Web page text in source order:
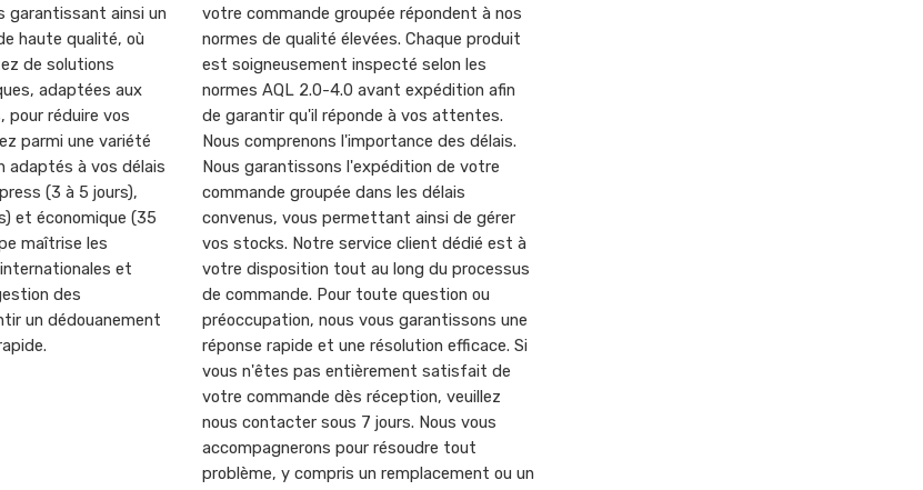
garantissant ainsi un
haute qualité, où
de solutions
adaptées aux
pour réduire vos
parmi une variété
adaptés à vos délais
(3 à 5 jours),
et économique (35
maîtrise les
et
des
un dédouanement
votre commande groupée répondent à nos
normes de qualité élevées. Chaque produit
est soigneusement inspecté selon les
normes AQL 2.0-4.0 avant expédition afin
de garantir qu'il réponde à vos attentes.
Nous comprenons l'importance des délais.
Nous garantissons l'expédition de votre
commande groupée dans les délais
convenus, vous permettant ainsi de gérer
vos stocks. Notre service client dédié est à
votre disposition tout au long du processus
de commande. Pour toute question ou
préoccupation, nous vous garantissons une
réponse rapide et une résolution efficace. Si
vous n'êtes pas entièrement satisfait de
votre commande dès réception, veuillez
nous contacter sous 7 jours. Nous vous
accompagnerons pour résoudre tout
problème, y compris un remplacement ou un